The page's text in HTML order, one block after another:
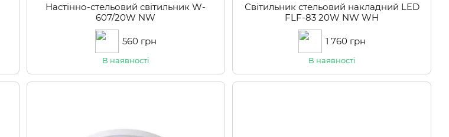
Настінно-стельовий світильник W-
607/20W NW
560 грн
В наявності
Світильник стельовий накладний LED
FLF-83 20W NW WH
1 760 грн
В наявності